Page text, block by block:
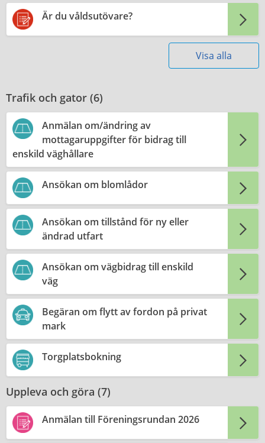
Är du våldsutövare?
Visa alla
Trafik och gator (6)
Anmälan om/ändring av
mottagaruppgifter för bidrag till
enskild väghållare
Ansökan om blomlådor
Ansökan om tillstånd för ny eller
ändrad utfart
Ansökan om vägbidrag till enskild
väg
Begäran om flytt av fordon på privat
mark
Torgplatsbokning
Uppleva och göra (7)
Anmälan till Föreningsrundan 2026